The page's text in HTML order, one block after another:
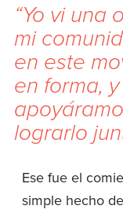
“Yo vi una
mi
en este
en forma,
lograrlo
Ese fue el
simple hecho